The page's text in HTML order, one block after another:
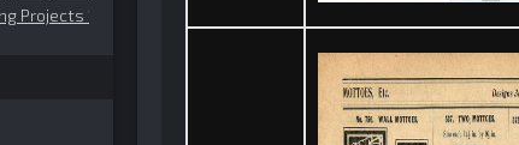
Projects 1989 №04 (10) July